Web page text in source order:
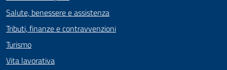
Salute, benessere e assistenza
Tributi, finanze e contravvenzioni
Turismo
Vita lavorativa